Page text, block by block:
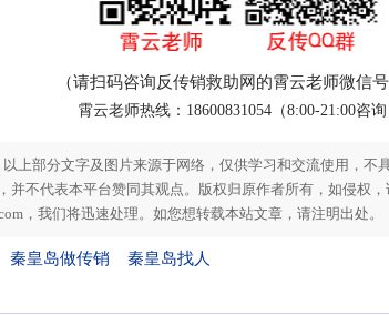
（请扫码咨询反传销救助网的霄云老师微信号
霄云老师热线：18600831054（8:00-21:00咨询
上部分文字及图片来源于网络，仅供学习和交流使用，不
并不代表本平台赞同其观点。版权归原作者所有，如侵权，
，我们将迅速处理。如您想转载本站文章，请注明出处。
秦皇岛做传销 秦皇岛找人